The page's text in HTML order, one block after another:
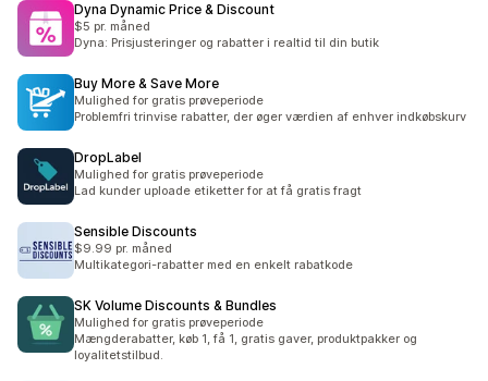
Dyna Dynamic Price & Discount
$5 pr. måned
Dyna: Prisjusteringer og rabatter i realtid til din butik
Buy More & Save More
Mulighed for gratis prøveperiode
Problemfri trinvise rabatter, der øger værdien af enhver indkøbskurv
DropLabel
Mulighed for gratis prøveperiode
Lad kunder uploade etiketter for at få gratis fragt
Sensible Discounts
$9.99 pr. måned
Multikategori-rabatter med en enkelt rabatkode
SK Volume Discounts & Bundles
Mulighed for gratis prøveperiode
Mængderabatter, køb 1, få 1, gratis gaver, produktpakker og
loyalitetstilbud.